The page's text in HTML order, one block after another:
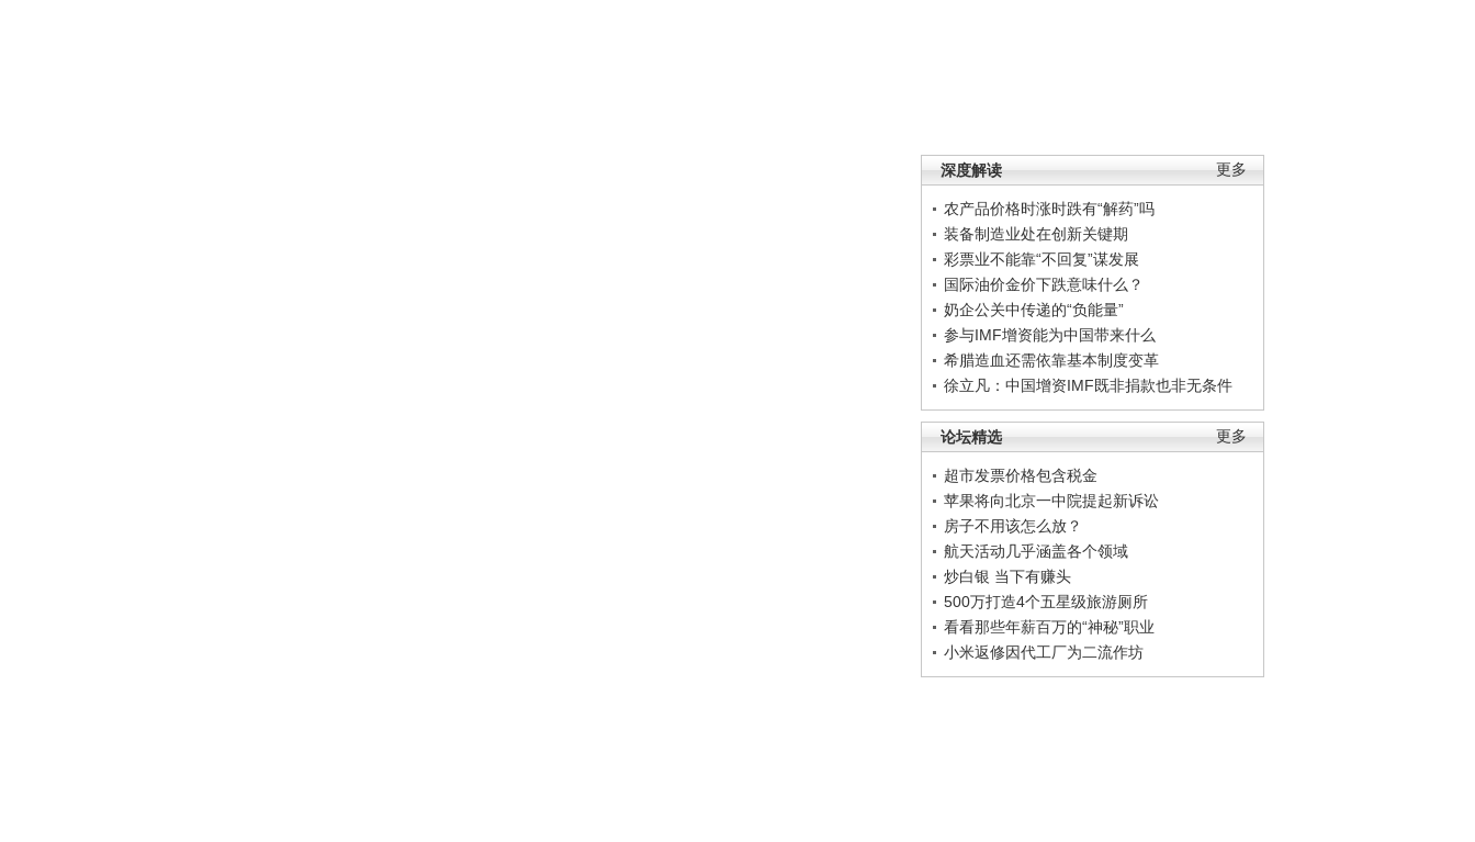
更多
深度解读
农产品价格时涨时跌有“解药”吗
装备制造业处在创新关键期
彩票业不能靠“不回复”谋发展
国际油价金价下跌意味什么？
奶企公关中传递的“负能量”
参与IMF增资能为中国带来什么
希腊造血还需依靠基本制度变革
徐立凡：中国增资IMF既非捐款也非无条件
更多
论坛精选
超市发票价格包含税金
苹果将向北京一中院提起新诉讼
房子不用该怎么放？
航天活动几乎涵盖各个领域
炒白银 当下有赚头
500万打造4个五星级旅游厕所
看看那些年薪百万的“神秘”职业
小米返修因代工厂为二流作坊